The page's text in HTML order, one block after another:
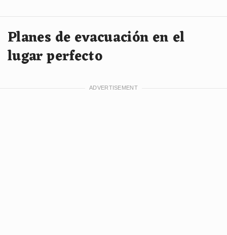
Planes de evacuación en el
lugar perfecto